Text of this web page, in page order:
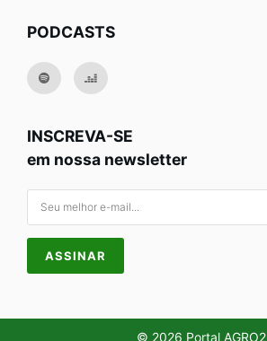
PODCASTS
INSCREVA-SE
em nossa newsletter
© 2026 Portal AGRO2